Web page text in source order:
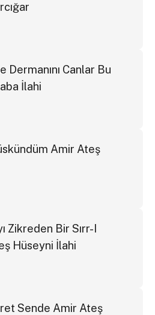
Dermanını Canlar Bu
İlahi
Amir Ateş
Zikreden Bir Sırr-I
Hüseyni İlahi
Sende Amir Ateş